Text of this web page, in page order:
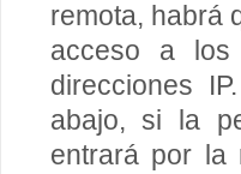
remota, habrá
acceso a los
direcciones
abajo, si la
entrará por la